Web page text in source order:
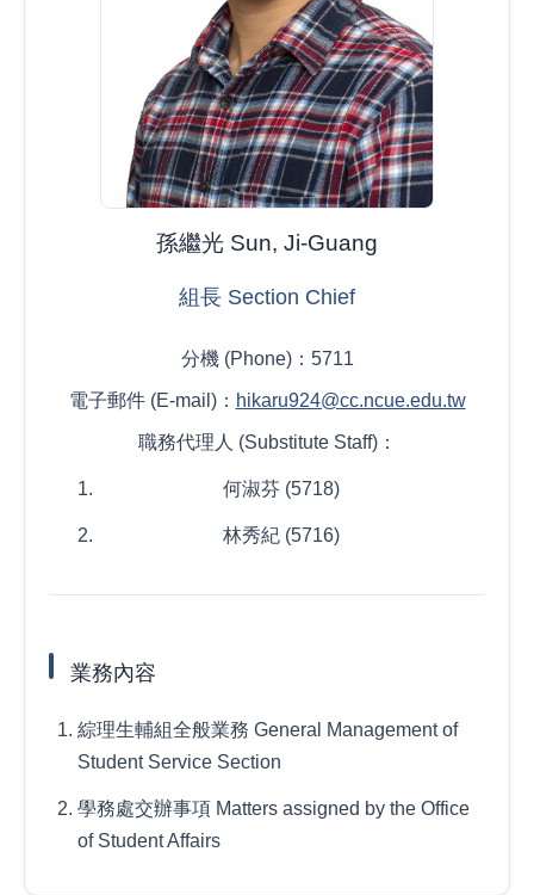
孫繼光 Sun, Ji-Guang
組長 Section Chief
分機 (Phone)：5711
電子郵件 (E-mail)： hikaru924@cc.ncue.edu.tw
職務代理人 (Substitute Staff)：
何淑芬 (5718)
林秀紀 (5716)
業務內容
綜理生輔組全般業務 General Management of
Student Service Section
學務處交辦事項 Matters assigned by the Office
of Student Affairs